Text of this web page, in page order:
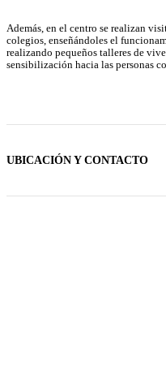
Además, en el centro se realizan
colegios, enseñándoles el
realizando pequeños talleres de
sensibilización hacia las personas
UBICACIÓN Y CONTACTO